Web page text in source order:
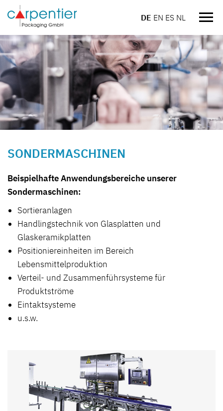
DE EN ES NL
SONDERMASCHINEN
Beispielhafte Anwendungsbereiche unserer
Sondermaschinen:
Sortieranlagen
Handlingstechnik von Glasplatten und
Glaskeramikplatten
Positioniereinheiten im Bereich
Lebensmittelproduktion
Verteil- und Zusammenführsysteme für
Produktströme
Eintaktsysteme
u.s.w.